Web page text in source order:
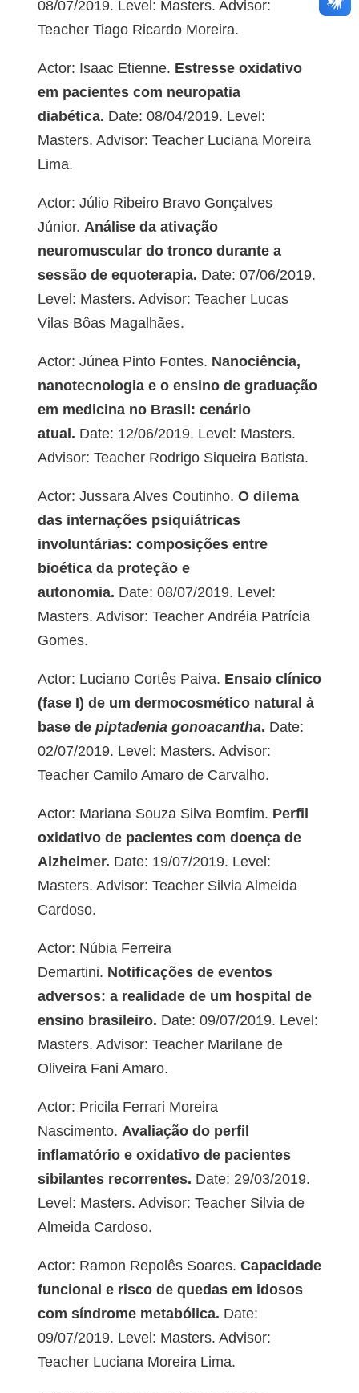
08/07/2019. Level: Masters. Advisor:
Teacher Tiago Ricardo Moreira.
Actor: Isaac Etienne. Estresse oxidativo
em pacientes com neuropatia
diabética. Date: 08/04/2019. Level:
Masters. Advisor: Teacher Luciana Moreira
Lima.
Actor: Júlio Ribeiro Bravo Gonçalves
Júnior. Análise da ativação
neuromuscular do tronco durante a
sessão de equoterapia. Date: 07/06/2019.
Level: Masters. Advisor: Teacher Lucas
Vilas Bôas Magalhães.
Actor: Júnea Pinto Fontes. Nanociência,
nanotecnologia e o ensino de graduação
em medicina no Brasil: cenário
atual. Date: 12/06/2019. Level: Masters.
Advisor: Teacher Rodrigo Siqueira Batista.
Actor: Jussara Alves Coutinho. O dilema
das internações psiquiátricas
involuntárias: composições entre
bioética da proteção e
autonomia. Date: 08/07/2019. Level:
Masters. Advisor: Teacher Andréia Patrícia
Gomes.
Actor: Luciano Cortês Paiva. Ensaio clínico
(fase I) de um dermocosmético natural à
base de piptadenia gonoacantha. Date:
02/07/2019. Level: Masters. Advisor:
Teacher Camilo Amaro de Carvalho.
Actor: Mariana Souza Silva Bomfim. Perfil
oxidativo de pacientes com doença de
Alzheimer. Date: 19/07/2019. Level:
Masters. Advisor: Teacher Silvia Almeida
Cardoso.
Actor: Núbia Ferreira
Demartini. Notificações de eventos
adversos: a realidade de um hospital de
ensino brasileiro. Date: 09/07/2019. Level:
Masters. Advisor: Teacher Marilane de
Oliveira Fani Amaro.
Actor: Pricila Ferrari Moreira
Nascimento. Avaliação do perfil
inflamatório e oxidativo de pacientes
sibilantes recorrentes. Date: 29/03/2019.
Level: Masters. Advisor: Teacher Silvia de
Almeida Cardoso.
Actor: Ramon Repolês Soares. Capacidade
funcional e risco de quedas em idosos
com síndrome metabólica. Date:
09/07/2019. Level: Masters. Advisor:
Teacher Luciana Moreira Lima.